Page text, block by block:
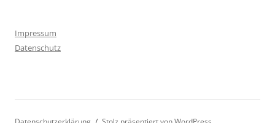
Impressum
Datenschutz